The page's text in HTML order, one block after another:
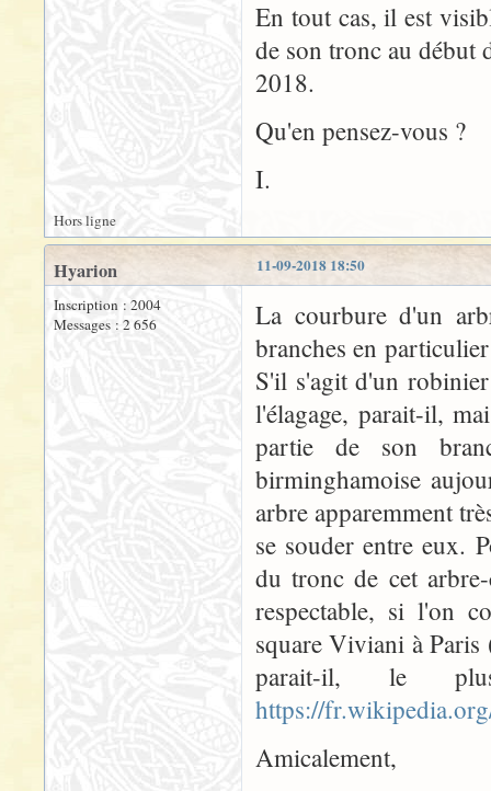
En tout cas, il est
de son tronc au début
2018.
Qu'en pensez-vous ?
I.
Hors ligne
11-09-2018 18:50
Hyarion
Inscription : 2004
Messages : 2 656
La courbure d'un
branches en
S'il s'agit d'un
l'élagage, parait-il,
partie de son
birminghamoise
arbre apparemment
se souder entre eux.
du tronc de cet
respectable, si l'on
square Viviani à
parait-il, le
https://
Amicalement,